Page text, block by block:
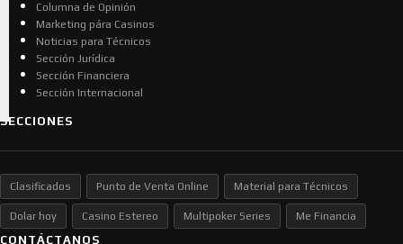
Columna de Opinión
Marketing pára Casinos
Noticias para Técnicos
Sección Jurídica
Sección Financiera
Sección Internacional
SECCIONES
Clasificados Punto de Venta Online Material para Técnicos
Dolar hoy Casino Estereo Multipoker Series Me Financia
CONTÁCTANOS